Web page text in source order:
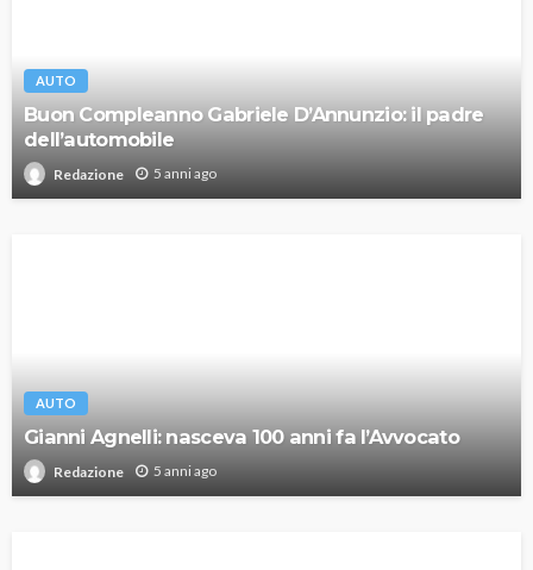
AUTO
Buon Compleanno Gabriele D’Annunzio: il padre
dell’automobile
Redazione 5 anni ago
AUTO
Gianni Agnelli: nasceva 100 anni fa l’Avvocato
Redazione 5 anni ago